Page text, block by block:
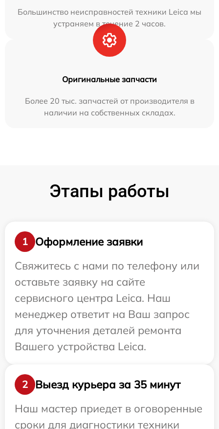
Большинство неисправностей техники Leica мы
устраняем в течение 2 часов.
Оригинальные запчасти
Более 20 тыс. запчастей от производителя в
наличии на собственных складах.
Этапы работы
1
Оформление заявки
Свяжитесь с нами по телефону или
оставьте заявку на сайте
сервисного центра Leica. Наш
менеджер ответит на Ваш запрос
для уточнения деталей ремонта
Вашего устройства Leica.
2
Выезд курьера за 35 минут
Наш мастер приедет в оговоренные
сроки для диагностики техники